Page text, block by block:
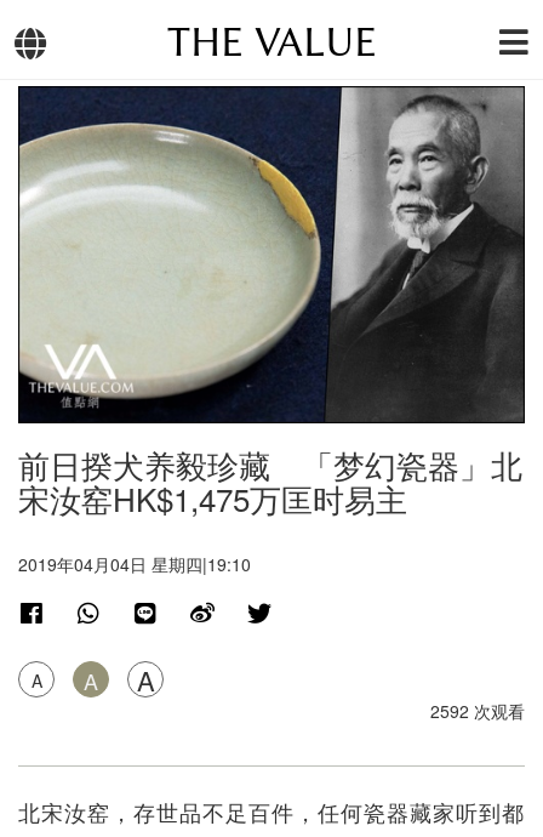
THE VALUE
前日揆犬养毅珍藏 「梦幻瓷器」北
宋汝窑HK$1,475万匡时易主
2019年04月04日 星期四|19:10
A A A
2592 次观看
北宋汝窑，存世品不足百件，任何瓷器藏家听到都